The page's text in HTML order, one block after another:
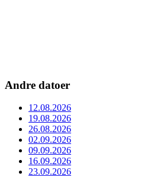
Andre datoer
12.08.2026
19.08.2026
26.08.2026
02.09.2026
09.09.2026
16.09.2026
23.09.2026